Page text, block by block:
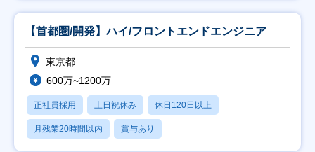
【首都圏/開発】ハイ/フロントエンドエンジニア
東京都
600万~1200万
正社員採用 土日祝休み 休日120日以上
月残業20時間以内 賞与あり